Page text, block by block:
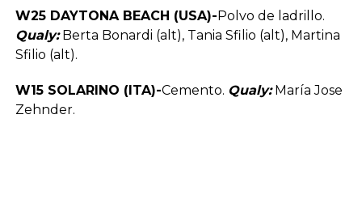
W25 DAYTONA BEACH (USA)-Polvo de ladrillo.
Qualy:Berta Bonardi (alt), Tania Sfilio (alt), Martina
Sfilio (alt).
W15 SOLARINO (ITA)-Cemento. Qualy:María Jose
Zehnder.